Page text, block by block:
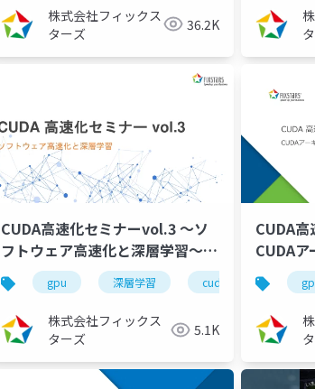
株式会社フィックス
ターズ
36.2K
コンピュータビジョン コンピュータビジョンシ
CUDA高速化セミナーvol.3 ～ソ
フトウェア高速化と深層学習～
（2022/07/28）
gpu 深層学習 cuda高速化
株式会社フィックス
ターズ
5.1K
CUDA
CUDA
（2022/